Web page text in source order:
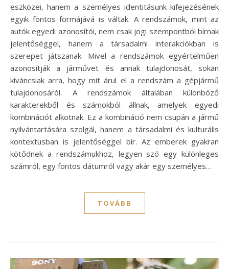
eszközei, hanem a személyes identitásunk kifejezésének
egyik fontos formájává is váltak. A rendszámok, mint az
autók egyedi azonosítói, nem csak jogi szempontból bírnak
jelentőséggel, hanem a társadalmi interakciókban is
szerepet játszanak. Mivel a rendszámok egyértelműen
azonosítják a járművet és annak tulajdonosát, sokan
kíváncsiak arra, hogy mit árul el a rendszám a gépjármű
tulajdonosáról. A rendszámok általában különböző
karakterekből és számokból állnak, amelyek egyedi
kombinációt alkotnak. Ez a kombináció nem csupán a jármű
nyilvántartására szolgál, hanem a társadalmi és kulturális
kontextusban is jelentőséggel bír. Az emberek gyakran
kötődnek a rendszámukhoz, legyen szó egy különleges
számról, egy fontos dátumról vagy akár egy személyes…
TOVÁBB